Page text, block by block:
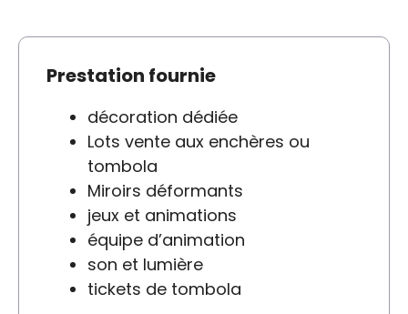
Prestation fournie
décoration dédiée
Lots vente aux enchères ou
tombola
Miroirs déformants
jeux et animations
équipe d’animation
son et lumière
tickets de tombola